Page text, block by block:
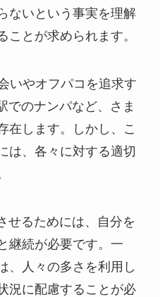
ないという事実を理解
ことが求められます。
いやオフパコを追求す
でのナンパなど、さま
在します。しかし、こ
は、各々に対する適切
せるためには、自分を
継続が必要です。一
、人々の多さを利用し
況に配慮することが必